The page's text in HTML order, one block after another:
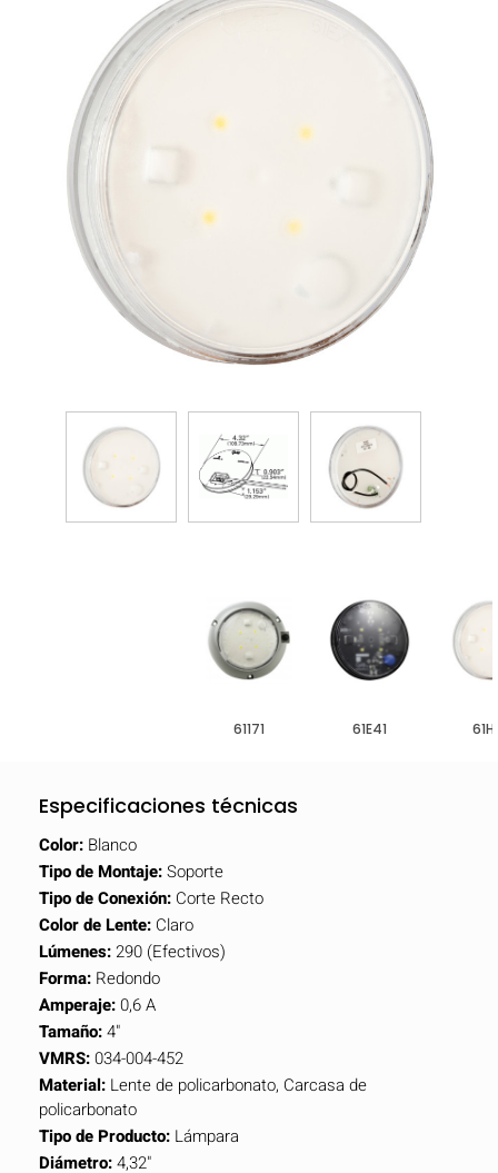
61171 61E41
Especificaciones técnicas
Color: Blanco
Tipo de Montaje:Soporte
Tipo de Conexión: Corte Recto
Color de Lente: Claro
Lúmenes:290 (Efectivos)
Forma: Redondo
Amperaje:0,6 A
Tamaño:4"
VMRS:034-004-452
Material: Lente de policarbonato, Carcasa de
policarbonato
Tipo de Producto: Lámpara
Diámetro:4,32"